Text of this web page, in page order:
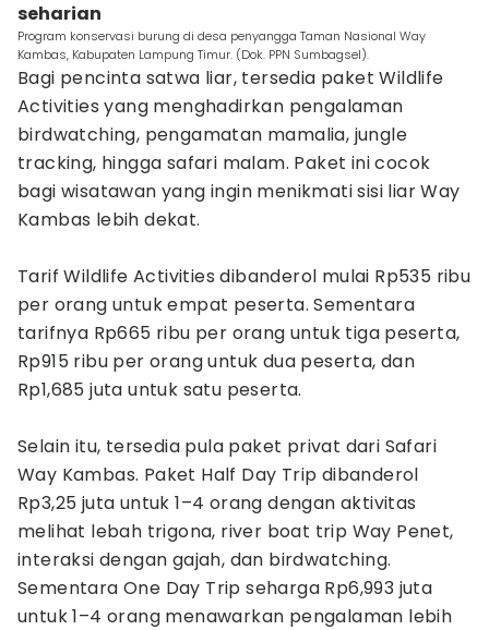
seharian
Program konservasi burung di desa penyangga Taman Nasional Way
Kambas, Kabupaten Lampung Timur. (Dok. PPN Sumbagsel).
Bagi pencinta satwa liar, tersedia paket Wildlife
Activities yang menghadirkan pengalaman
birdwatching, pengamatan mamalia, jungle
tracking, hingga safari malam. Paket ini cocok
bagi wisatawan yang ingin menikmati sisi liar Way
Kambas lebih dekat.
Tarif Wildlife Activities dibanderol mulai Rp535 ribu
per orang untuk empat peserta. Sementara
tarifnya Rp665 ribu per orang untuk tiga peserta,
Rp915 ribu per orang untuk dua peserta, dan
Rp1,685 juta untuk satu peserta.
Selain itu, tersedia pula paket privat dari Safari
Way Kambas. Paket Half Day Trip dibanderol
Rp3,25 juta untuk 1–4 orang dengan aktivitas
melihat lebah trigona, river boat trip Way Penet,
interaksi dengan gajah, dan birdwatching.
Sementara One Day Trip seharga Rp6,993 juta
untuk 1–4 orang menawarkan pengalaman lebih